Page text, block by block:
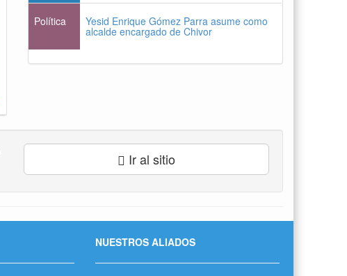
Política Yesid Enrique Gómez Parra asume como
alcalde encargado de Chivor
Ir al sitio
NUESTROS ALIADOS